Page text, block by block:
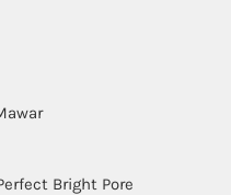
Bright Pore